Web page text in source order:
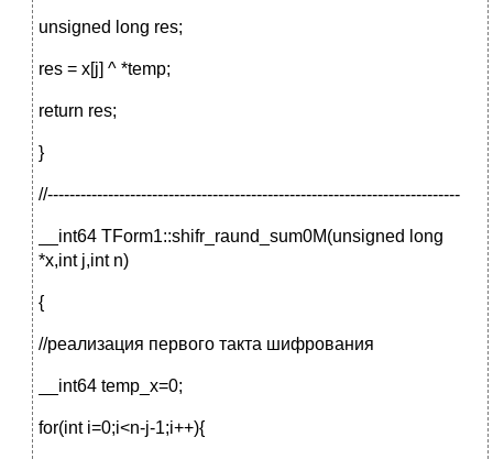
unsigned long res;
res = x[j] ^ *temp;
return res;
}
//---------------------------------------------------------------------------
__int64 TForm1::shifr_raund_sum0M(unsigned long
*x,int j,int n)
{
//реализация первого такта шифрования
__int64 temp_x=0;
for(int i=0;i<n-j-1;i++){